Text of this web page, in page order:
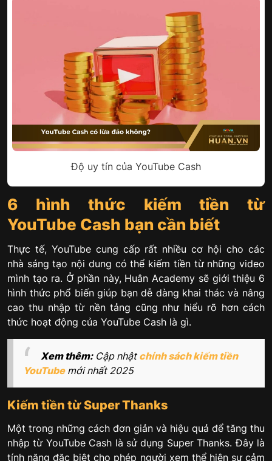
Độ uy tín của YouTube Cash
6 hình thức kiếm tiền từ
YouTube Cash bạn cần biết
Thực tế, YouTube cung cấp rất nhiều cơ hội cho các
nhà sáng tạo nội dung có thể kiếm tiền từ những video
mình tạo ra. Ở phần này, Huân Academy sẽ giới thiệu 6
hình thức phổ biến giúp bạn dễ dàng khai thác và nâng
cao thu nhập từ nền tảng cũng như hiểu rõ hơn cách
thức hoạt động của YouTube Cash là gì.
Xem thêm:Cập nhật chính sách kiếm tiền
YouTubemới nhất 2025
Kiếm tiền từ Super Thanks
Một trong những cách đơn giản và hiệu quả để tăng thu
nhập từ YouTube Cash là sử dụng Super Thanks. Đây là
tính năng đặc biệt cho phép người xem thể hiện sự cảm